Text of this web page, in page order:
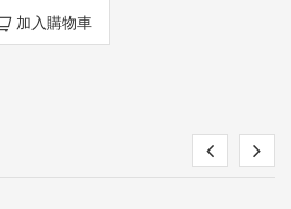
加入購物車